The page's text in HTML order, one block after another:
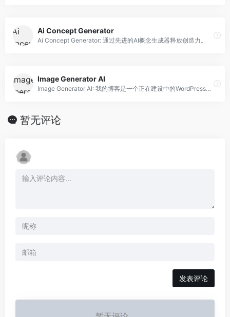
Ai Concept Generator
Ai Concept Generator: 通过先进的AI概念生成器释放创造力。
Image Generator AI
Image Generator AI: 我的博客是一个正在建设中的WordPress网站。
暂无评论
发表评论